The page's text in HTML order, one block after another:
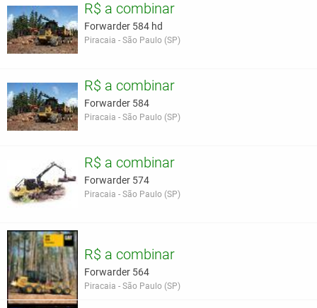
R$ a combinar
Forwarder 584 hd
Piracaia - São Paulo (SP)
R$ a combinar
Forwarder 584
Piracaia - São Paulo (SP)
R$ a combinar
Forwarder 574
Piracaia - São Paulo (SP)
R$ a combinar
Forwarder 564
Piracaia - São Paulo (SP)